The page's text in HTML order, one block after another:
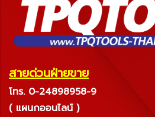
สายด่วนฝ่ายขาย
โทร. 0-24898958-9
( แผนกออนไลน์ )